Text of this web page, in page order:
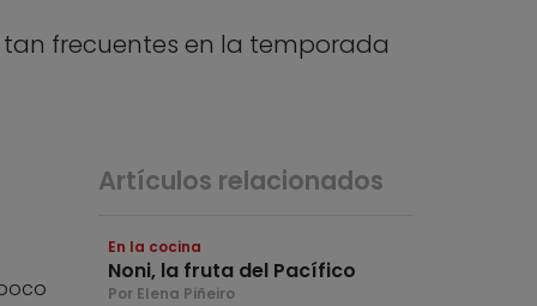
frecuentes en la temporada
Artículos relacionados
En la cocina
Noni, la fruta del Pacífico
Por Elena Piñeiro